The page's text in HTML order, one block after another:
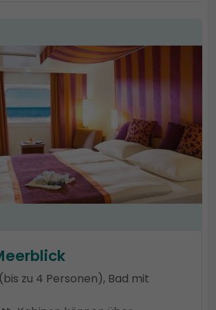
zu 4 Personen), Bad mit